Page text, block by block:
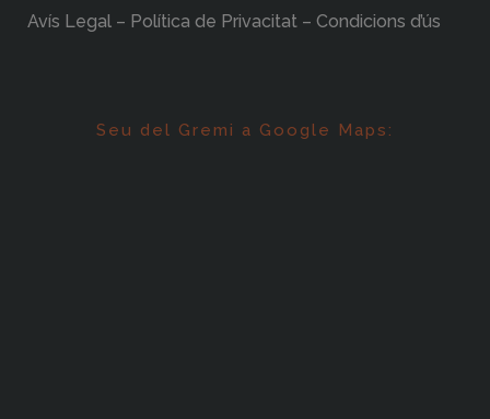
Avís Legal – Política de Privacitat – Condicions d’ús
Seu del Gremi a Google Maps: